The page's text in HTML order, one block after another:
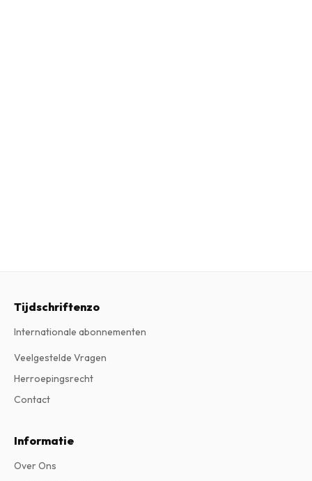
Tijdschriftenzo
Internationale abonnementen
Veelgestelde Vragen
Herroepingsrecht
Contact
Informatie
Over Ons